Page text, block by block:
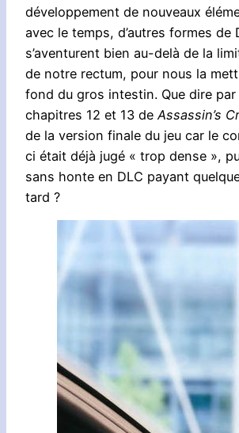
développement de nouveaux
avec le temps, d’autres formes de
s’aventurent bien au-delà de la
de notre rectum, pour nous la
fond du gros intestin. Que dire par
chapitres 12 et 13 de Assassin’s
de la version finale du jeu car le
ci était déjà jugé « trop dense »,
sans honte en DLC payant
tard ?